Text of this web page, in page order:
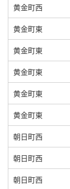
黄金町西
黄金町東
黄金町東
黄金町東
黄金町東
黄金町東
朝日町西
朝日町西
朝日町西